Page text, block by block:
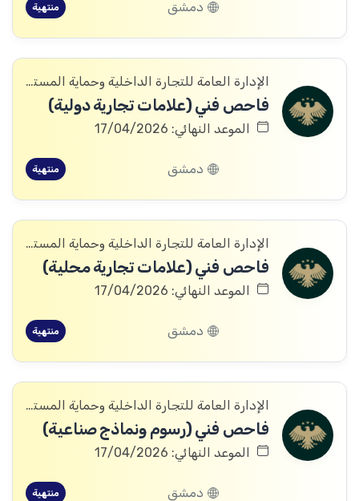
دمشق منتهية
الإدارة العامة للتجارة الداخلية وحماية المستهلك
فاحص فني (علامات تجارية دولية)
الموعد النهائي: 17/04/2026
دمشق منتهية
الإدارة العامة للتجارة الداخلية وحماية المستهلك
فاحص فني (علامات تجارية محلية)
الموعد النهائي: 17/04/2026
دمشق منتهية
الإدارة العامة للتجارة الداخلية وحماية المستهلك
فاحص فني (رسوم ونماذج صناعية)
الموعد النهائي: 17/04/2026
دمشق منتهية